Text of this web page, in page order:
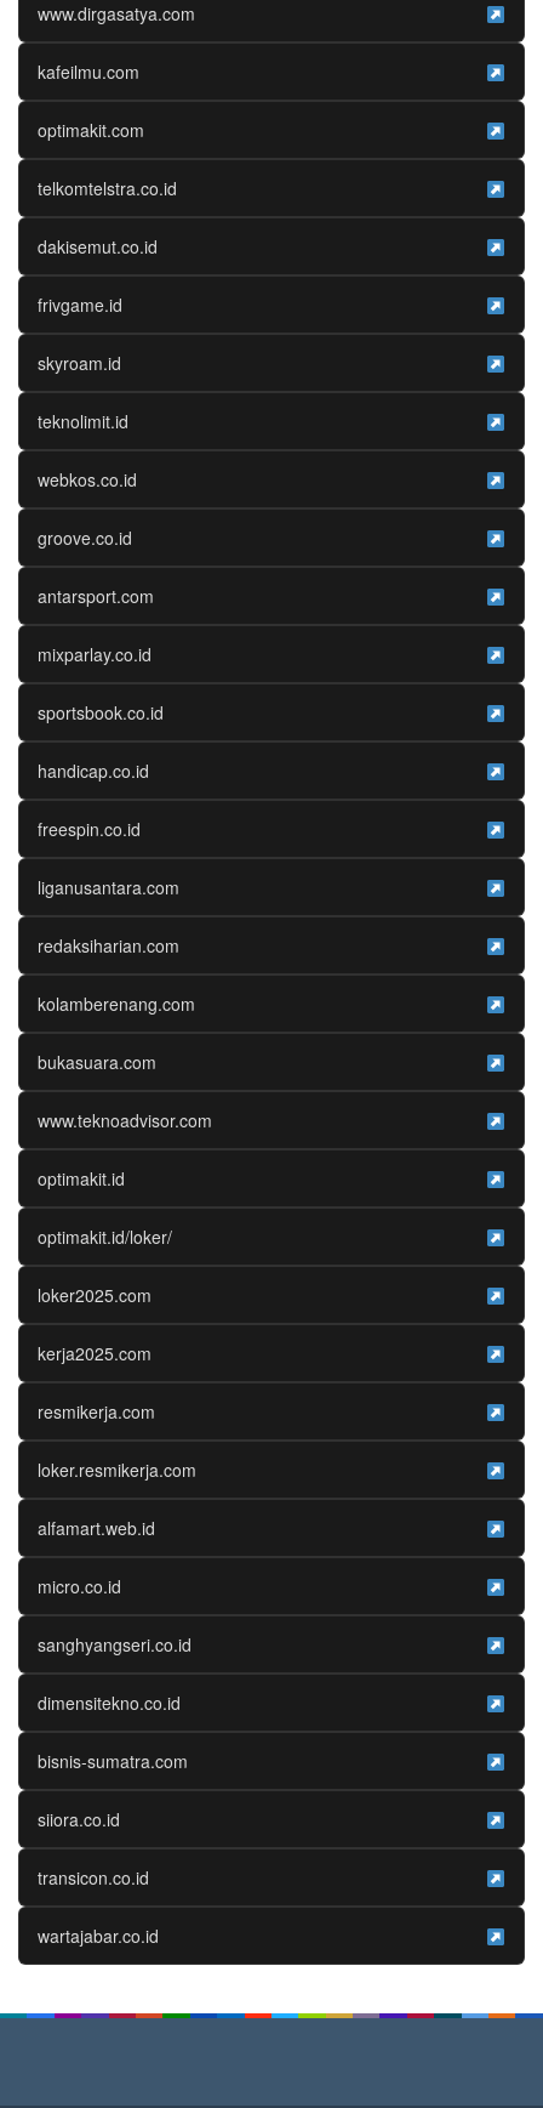
www.dirgasatya.com
kafeilmu.com
optimakit.com
telkomtelstra.co.id
dakisemut.co.id
frivgame.id
skyroam.id
teknolimit.id
webkos.co.id
groove.co.id
antarsport.com
mixparlay.co.id
sportsbook.co.id
handicap.co.id
freespin.co.id
liganusantara.com
redaksiharian.com
kolamberenang.com
bukasuara.com
www.teknoadvisor.com
optimakit.id
optimakit.id/loker/
loker2025.com
kerja2025.com
resmikerja.com
loker.resmikerja.com
alfamart.web.id
micro.co.id
sanghyangseri.co.id
dimensitekno.co.id
bisnis-sumatra.com
siiora.co.id
transicon.co.id
wartajabar.co.id